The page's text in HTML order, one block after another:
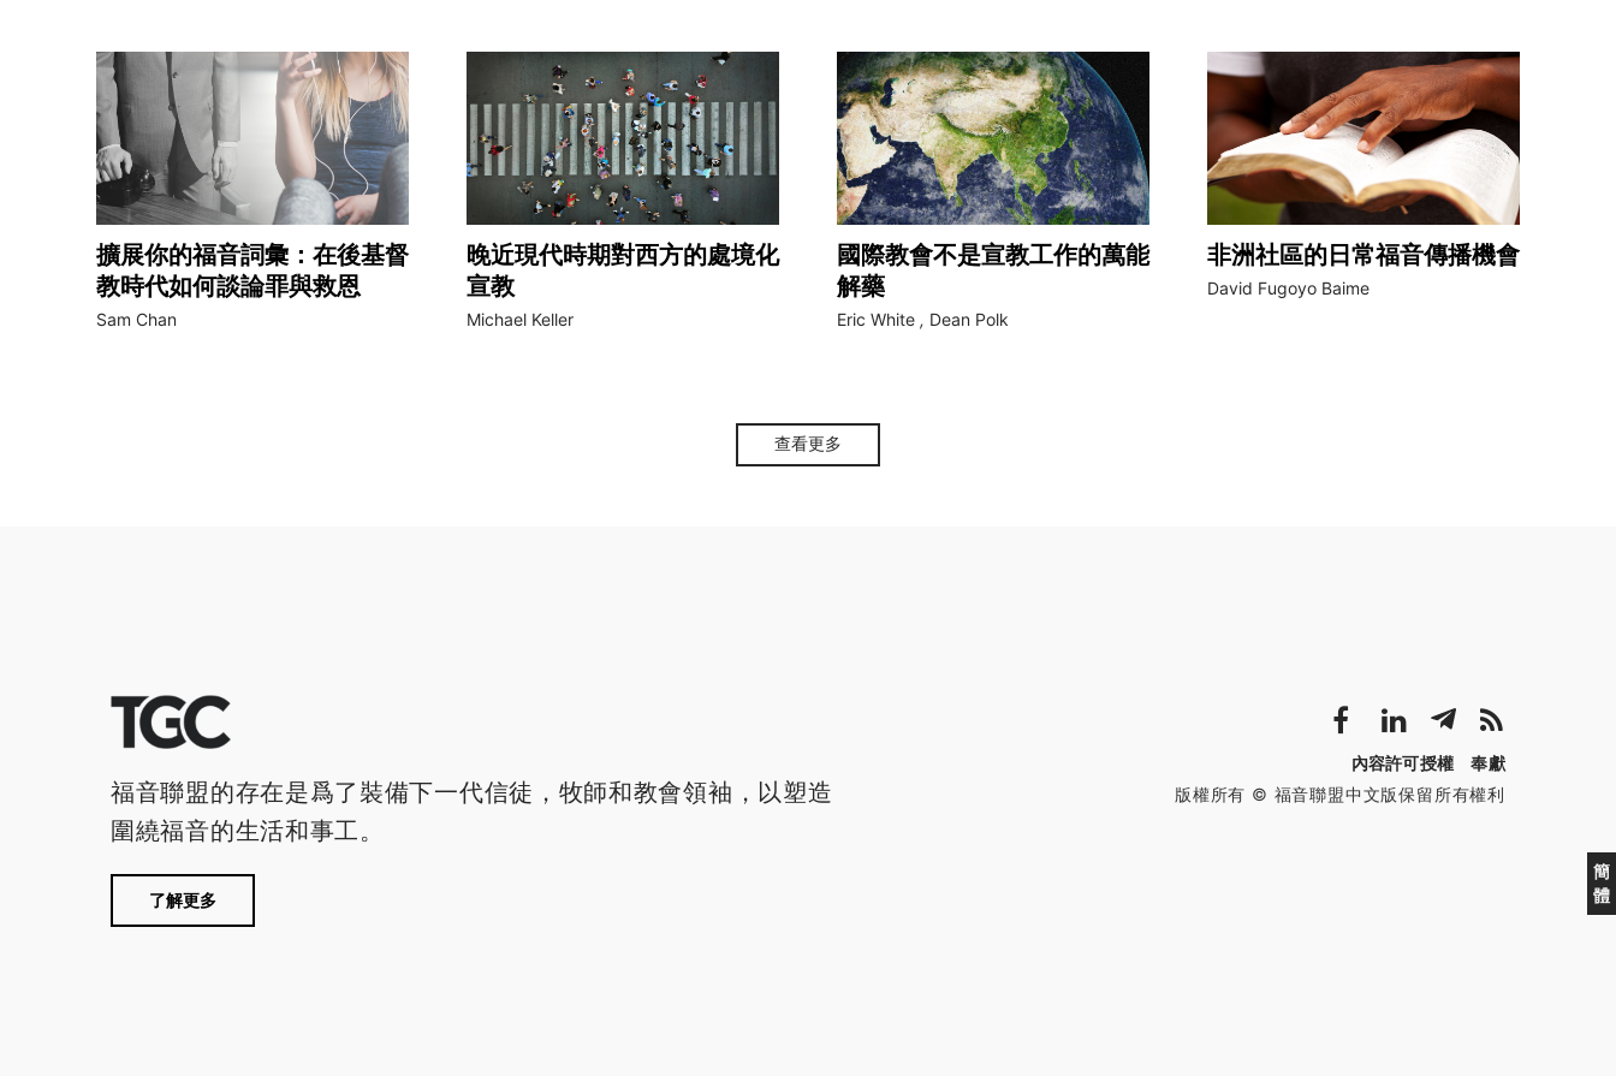
擴展你的福音詞彙：在後基督
教時代如何談論罪與救恩
Sam Chan
晚近現代時期對西方的處境化
宣教
Michael Keller
國際教會不是宣教工作的萬能
解藥
Eric White , Dean Polk
非洲社區的日常福音傳播機會
David Fugoyo Baime
查看更多
簡
體
福音聯盟的存在是爲了裝備下一代信徒，牧師和教會領袖，以塑造
圍繞福音的生活和事工。
了解更多
內容許可授權
奉獻
版權所有 © 福音聯盟中文版保留所有權利